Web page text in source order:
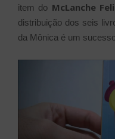
item do McLanche
distribuição dos seis
da Mônica é um